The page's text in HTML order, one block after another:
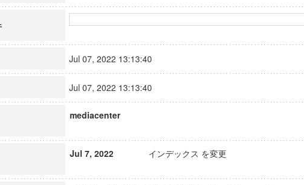
Jul 07, 2022 13:13:40
Jul 07, 2022 13:13:40
mediacenter
Jul 7, 2022 インデックス を変更